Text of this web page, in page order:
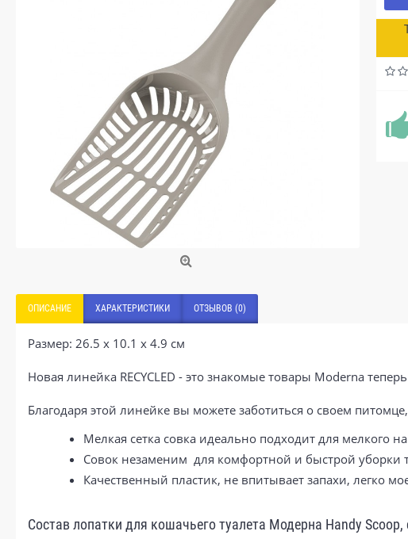
ОПИСАНИЕ ХАРАКТЕРИСТИКИ ОТЗЫВОВ (0)
Размер: 26.5 x 10.1 x 4.9 см
Новая линейка RECYCLED - это знакомые товары Moderna
Благодаря этой линейке вы можете заботиться о своем
Мелкая сетка совка идеально подходит для мелкого
Совок незаменим для комфортной и быстрой уборки
Качественный пластик, не впитывает запахи, легко
Состав лопатки для кошачьего туалета Модерна Handy Scoop,